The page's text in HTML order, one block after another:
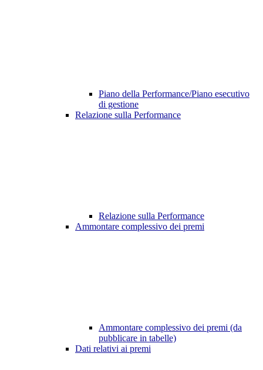
Piano della Performance/Piano esecutivo
di gestione
Relazione sulla Performance
Relazione sulla Performance
Ammontare complessivo dei premi
Ammontare complessivo dei premi (da
pubblicare in tabelle)
Dati relativi ai premi